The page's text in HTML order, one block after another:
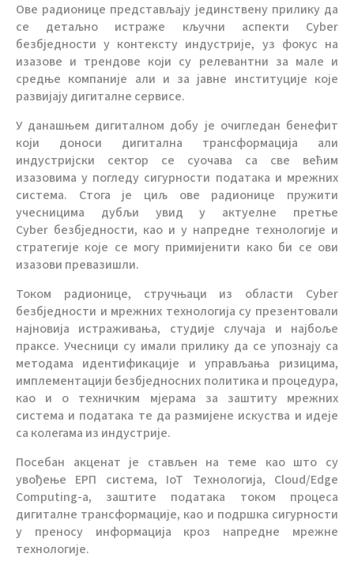
Ове радионице представљају јединствену прилику да
се детаљно истраже кључни аспекти Cyber
безбједности у контексту индустрије, уз фокус на
изазове и трендове који су релевантни за мале и
средње компаније али и за јавне институције које
развијају дигиталне сервисе.
У данашњем дигиталном добу је очигледан бенефит
који доноси дигитална трансформација али
индустријски сектор се суочава са све већим
изазовима у погледу сигурности података и мрежних
система. Стога је циљ ове радионице пружити
учесницима дубљи увид у актуелне претње
Cyber безбједности, као и у напредне технологије и
стратегије које се могу примијенити како би се ови
изазови превазишли.
Током радионице, стручњаци из области Cyber
безбједности и мрежних технологија су презентовали
најновија истраживања, студије случаја и најбоље
праксе. Учесници су имали прилику да се упознају са
методама идентификације и управљања ризицима,
имплементацији безбједносних политика и процедура,
као и о техничким мјерама за заштиту мрежних
система и података те да размијене искуства и идеје
са колегама из индустрије.
Посебан акценат је стављен на теме као што су
увођење ЕРП система, IoT Технологија, Cloud/Edge
Computing-а, заштите података током процеса
дигиталне трансформације, као и подршка сигурности
у преносу информација кроз напредне мрежне
технологије.